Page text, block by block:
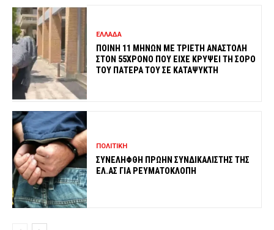
ΕΛΛΑΔΑ
ΠΟΙΝΗ 11 ΜΗΝΩΝ ΜΕ ΤΡΙΕΤΗ ΑΝΑΣΤΟΛΗ
ΣΤΟΝ 55ΧΡΟΝΟ ΠΟΥ ΕΙΧΕ ΚΡΥΨΕΙ ΤΗ ΣΟΡΟ
ΤΟΥ ΠΑΤΕΡΑ ΤΟΥ ΣΕ ΚΑΤΑΨΥΚΤΗ
ΠΟΛΙΤΙΚΗ
ΣΥΝΕΛΗΦΘΗ ΠΡΩΗΝ ΣΥΝΔΙΚΑΛΙΣΤΗΣ ΤΗΣ
ΕΛ.ΑΣ ΓΙΑ ΡΕΥΜΑΤΟΚΛΟΠΗ